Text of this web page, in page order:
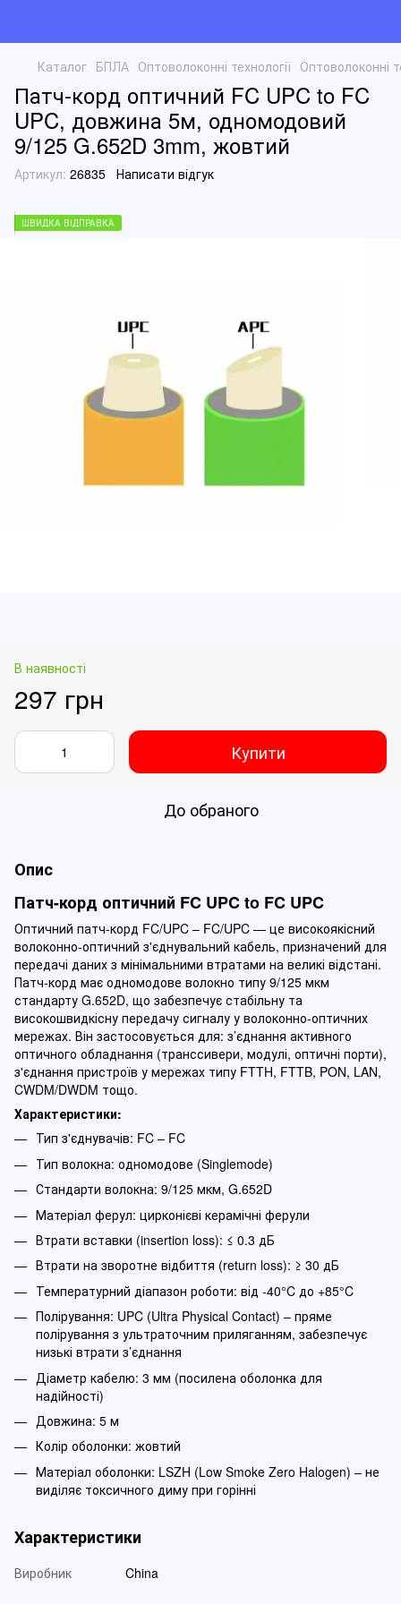
Каталог БПЛА Оптоволоконні технології Оптоволоконні
Патч-корд оптичний FC UPC to FC
UPC, довжина 5м, одномодовий
9/125 G.652D 3mm, жовтий
Артикул: 26835 Написати відгук
ШВИДКА ВІДПРАВКА
В наявності
297 грн
Купити
До обраного
Опис
Патч-корд оптичний FC UPC to FC UPC
Оптичний патч-корд FC/UPC – FC/UPC — це високоякісний
волоконно-оптичний з'єднувальний кабель, призначений для
передачі даних з мінімальними втратами на великі відстані.
Патч-корд має одномодове волокно типу 9/125 мкм
стандарту G.652D, що забезпечує стабільну та
високошвидкісну передачу сигналу у волоконно-оптичних
мережах. Він застосовується для: з’єднання активного
оптичного обладнання (транссивери, модулі, оптичні порти),
з'єднання пристроїв у мережах типу FTTH, FTTB, PON, LAN,
CWDM/DWDM тощо.
Характеристики:
Тип з'єднувачів: FC – FC
Тип волокна: одномодове (Singlemode)
Стандарти волокна: 9/125 мкм, G.652D
Матеріал ферул: цирконієві керамічні ферули
Втрати вставки (insertion loss): ≤ 0.3 дБ
Втрати на зворотне відбиття (return loss): ≥ 30 дБ
Температурний діапазон роботи: від -40°C до +85°C
Полірування: UPC (Ultra Physical Contact) – пряме
полірування з ультраточним приляганням, забезпечує
низькі втрати з’єднання
Діаметр кабелю: 3 мм (посилена оболонка для
надійності)
Довжина: 5 м
Колір оболонки: жовтий
Матеріал оболонки: LSZH (Low Smoke Zero Halogen) – не
виділяє токсичного диму при горінні
Характеристики
Виробник China